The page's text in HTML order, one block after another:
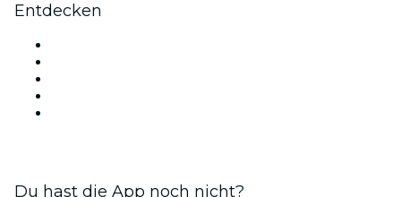
Entdecken
Du hast die App noch nicht?